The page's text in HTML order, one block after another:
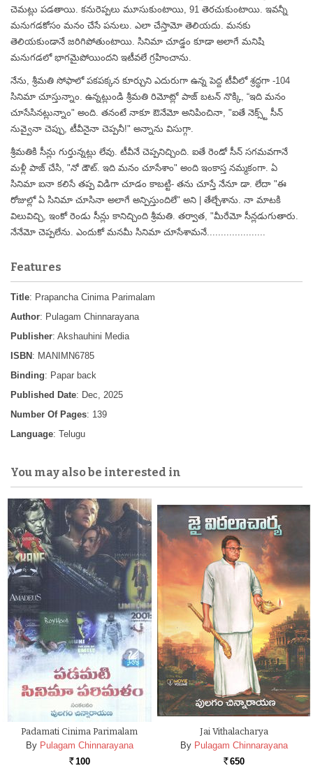
చెమట్లు పడతాయి. కనురెప్పలు మూసుకుంటాయి, 91 తెరచుకుంటాయి. ఇవన్నీ
మనుగడకోసం మనం చేసే పనులు. ఎలా చేస్తామో తెలియదు. మనకు
తెలియకుండానే జరిగిపోతుంటాయి. సినిమా చూడ్డం కూడా అలాగే మనిషి
మనుగడలో భాగమైపోయిందని ఇటీవలే గ్రహించాను.
నేను, శ్రీమతి సోఫాలో పకపక్కన కూర్చుని ఎదురుగా ఉన్న పెద్ద టీవీలో శ్రద్ధగా -104
సినిమా చూస్తున్నాం. ఉన్నట్లుండి శ్రీమతి రిమోట్లో పాజ్ బటన్ నొక్కి, “ఇది మనం
చూసేసినట్లున్నాం" అంది. తనంటే నాకూ ఔనేమో అనిపించినా, "ఐతే నెక్స్ట్ సీన్
నువ్వైనా చెప్పు, టీవీనైనా చెప్పనీ!" అన్నాను విసుగ్గా.
శ్రీమతికి సీన్లు గుర్తున్నట్లు లేవు. టీవీనే చెప్పనిచ్చింది. ఐతే రెండో సీన్ సగమవగానే
మళ్లీ పాజ్ చేసి, "నో డౌట్. ఇది మనం చూసేశాం" అంది ఇంకాస్త నమ్మకంగా. ఏ
సినిమా ఐనా కలిసే తప్ప విడిగా చూడం కాబట్టి- తను చూస్తే నేనూ డా. లేదా "ఈ
రోజుల్లో ఏ సినిమా చూసినా అలాగే అన్పిస్తుందిలే" అని | తేల్చేశాను. నా మాటకి
విలువిచ్చి, ఇంకో రెండు సీన్లు కానిచ్చింది శ్రీమతి. తర్వాత, "మీరేమో సీన్లడుగుతారు.
నేనేమో చెప్పలేను. ఎందుకో మనమీ సినిమా చూసేశామనే.....................
Features
Title: Prapancha Cinima Parimalam
Author: Pulagam Chinnarayana
Publisher: Akshauhini Media
ISBN : MANIMN6785
Binding: Papar back
Published Date: Dec, 2025
Number Of Pages: 139
Language: Telugu
You may also be interested in
Padamati Cinima Parimalam
By Pulagam Chinnarayana
Rs. 100
Jai Vithalacharya
By Pulagam Chinnarayana
Rs. 650